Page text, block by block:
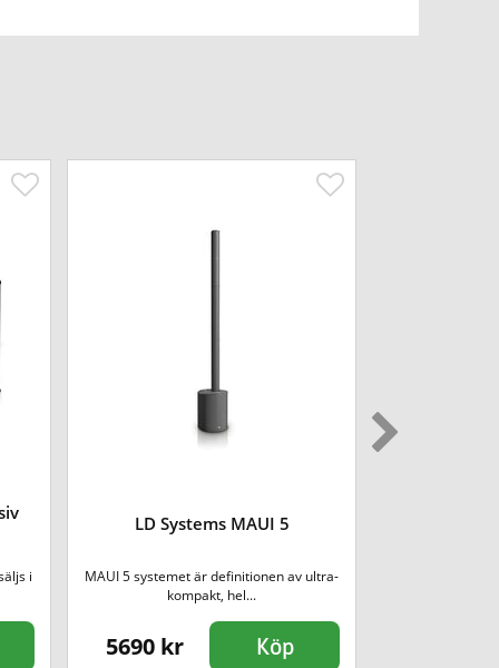
i
LD Systems MAUI 5
MAUI 5 systemet är definitionen av ultra-
kompakt, hel...
5690 kr Köp